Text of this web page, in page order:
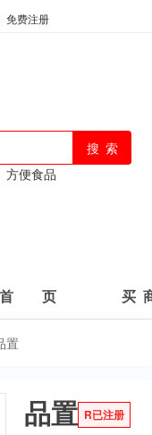
免费注册
方便食品
首 页 买
置
品置 R已注册